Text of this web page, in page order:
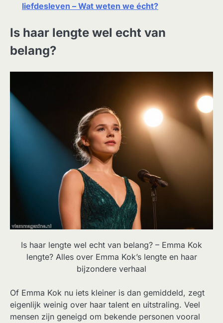
liefdesleven – Wat weten we écht?
Is haar lengte wel echt van
belang?
Is haar lengte wel echt van belang? – Emma Kok
lengte? Alles over Emma Kok’s lengte en haar
bijzondere verhaal
Of Emma Kok nu iets kleiner is dan gemiddeld, zegt
eigenlijk weinig over haar talent en uitstraling. Veel
mensen zijn geneigd om bekende personen vooral